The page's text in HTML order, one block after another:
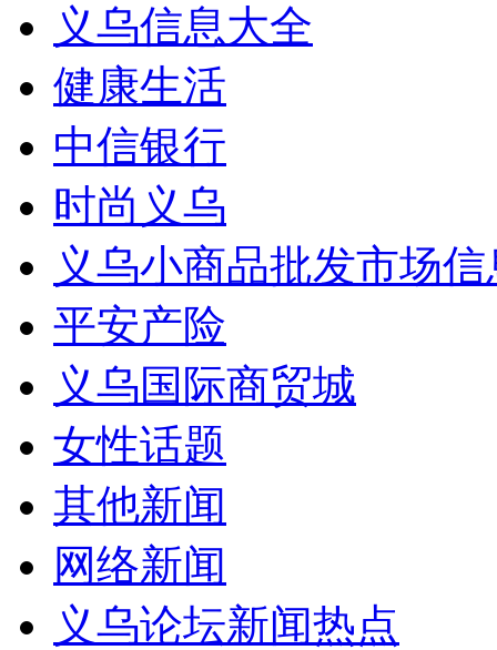
义乌信息大全
健康生活
中信银行
时尚义乌
义乌小商品批发市场
平安产险
义乌国际商贸城
女性话题
其他新闻
网络新闻
义乌论坛新闻热点